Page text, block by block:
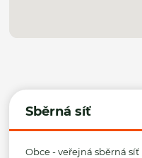
Sběrná síť
Obce - veřejná sběrná síť